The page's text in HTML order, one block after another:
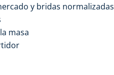
y bridas normalizadas
masa